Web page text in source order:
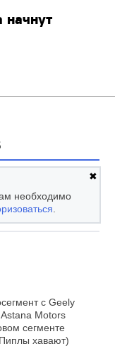
начнут
✖
необходимо
с Geely
Motors
сегменте
хавают)